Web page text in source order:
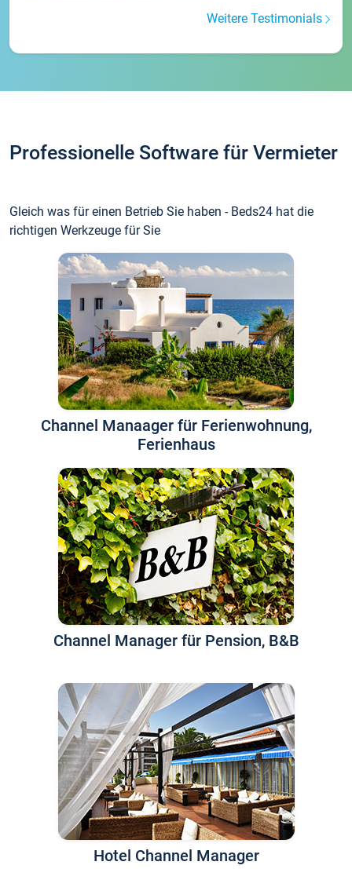
Weitere Testimonials
Professionelle Software für Vermieter
Gleich was für einen Betrieb Sie haben - Beds24 hat die
richtigen Werkzeuge für Sie
Channel Manaager für Ferienwohnung,
Ferienhaus
Channel Manager für Pension, B&B
Hotel Channel Manager